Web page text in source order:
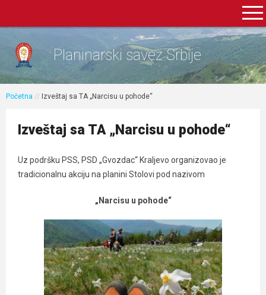
Planinarski savez Srbije
Početna // Izveštaj sa TA „Narcisu u pohode“
Izveštaj sa TA „Narcisu u pohode“
Uz podršku PSS, PSD „Gvozdac“ Kraljevo organizovao je
tradicionalnu akciju na planini Stolovi pod nazivom
„Narcisu u pohode“